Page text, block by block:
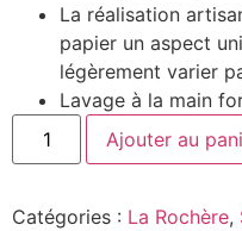
La réalisation
papier un aspect
légèrement varier
Lavage à la main
Ajouter au
Catégories : La Rochère,